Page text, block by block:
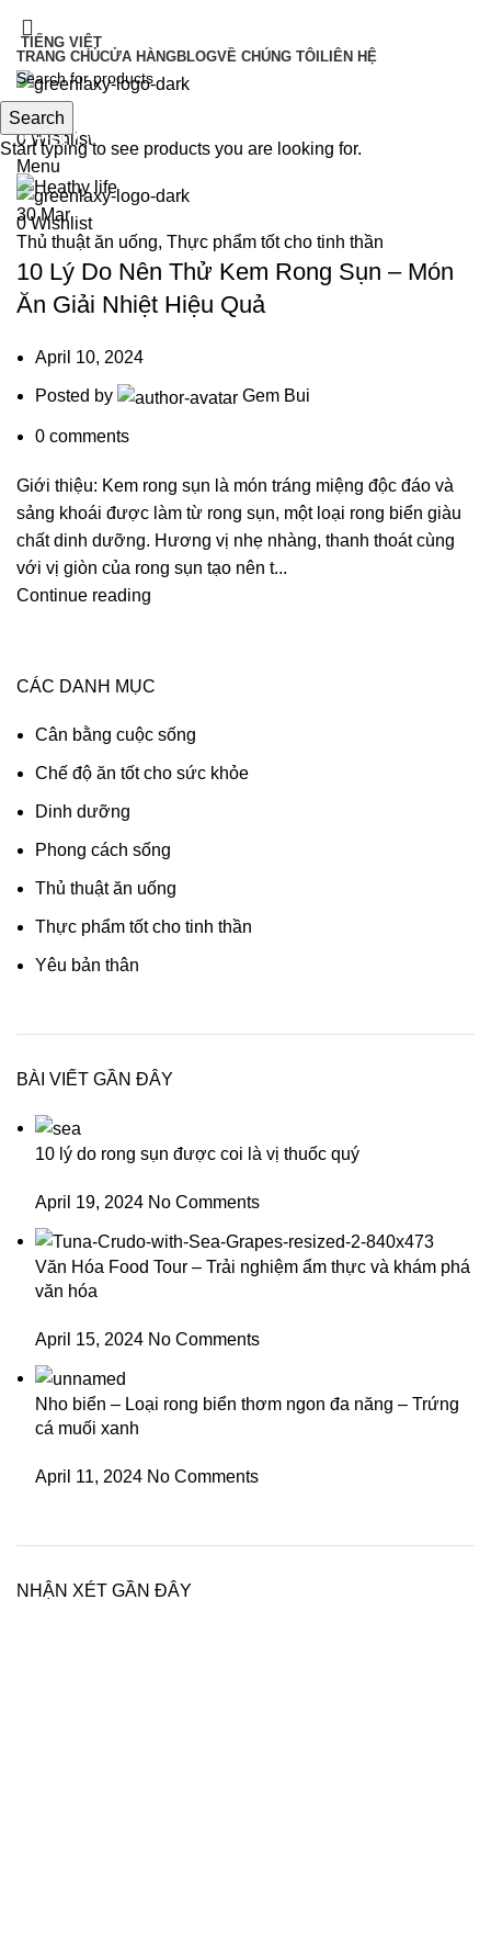
TIẾNG VIỆT
IT'S HERE! KADOSACHI is on Amazon
TRANG CHỦCỬA HÀNGBLOGVỀ CHÚNG TÔI LIÊN HỆ
Search
0Wishlist
Menu
0Wishlist
Tag Archives: Kem
30Mar
Thủ thuật ăn uống, Thực phẩm tốt cho tinh thần
10 Lý Do Nên Thử Kem Rong Sụn – Món
Ăn Giải Nhiệt Hiệu Quả
April 10, 2024
Posted by Gem Bui
0 comments
Giới thiệu: Kem rong sụn là món tráng miệng độc đáo và
sảng khoái được làm từ rong sụn, một loại rong biển giàu
chất dinh dưỡng. Hương vị nhẹ nhàng, thanh thoát cùng
với vị giòn của rong sụn tạo nên t...
Continue reading
CÁC DANH MỤC
Cân bằng cuộc sống
Chế độ ăn tốt cho sức khỏe
Dinh dưỡng
Phong cách sống
Thủ thuật ăn uống
Thực phẩm tốt cho tinh thần
Yêu bản thân
BÀI VIẾT GẦN ĐÂY
10 lý do rong sụn được coi là vị thuốc quý
April 19, 2024 No Comments
Văn Hóa Food Tour – Trải nghiệm ẩm thực và khám phá
văn hóa
April 15, 2024 No Comments
Nho biển – Loại rong biển thơm ngon đa năng – Trứng
cá muối xanh
April 11, 2024 No Comments
NHẬN XÉT GẦN ĐÂY
Search
Start typing to see products you are looking for.